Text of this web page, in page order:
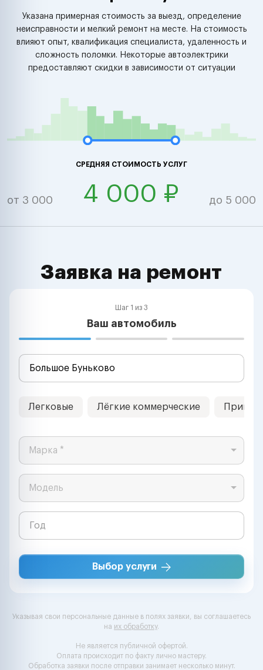
Указана примерная стоимость за выезд, определение
неисправности и мелкий ремонт на месте. На стоимость
влияют опыт, квалификация специалиста, удаленность и
сложность поломки. Некоторые автоэлектрики
предоставляют скидки в зависимости от ситуации
СРЕДНЯЯ СТОИМОСТЬ УСЛУГ
от 3 000 4 000 ₽ до 5 000
Заявка на ремонт
Шаг 1 из 3
Ваш автомобиль
Легковые Лёгкие коммерческие
Марка *
Модель
Выбор услуги
Указывая свои персональные данные в полях заявки, вы соглашаетесь
на их обработку.
Не является публичной офертой.
Оплата происходит по факту лично мастеру.
Обработка заявки после отправки занимает несколько минут.